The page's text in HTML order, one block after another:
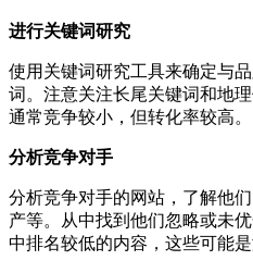
进行关键词研究
使用关键词研究工具来确定与
词。注意关注长尾关键词和地
通常竞争较小，但转化率较高。
分析竞争对手
分析竞争对手的网站，了解他
产等。从中找到他们忽略或未
中排名较低的内容，这些可能是